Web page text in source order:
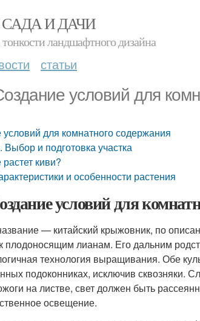
И ДАЧИ
ландшафтного дизайна
статьи
условий для
для комнатного содержания
Выбор и подготовка участка
киви?
и особенности растения
условий для
— китайский крыжовник, по
плодоносящим лианам. Его дальним
технология выращивания. Обе
подоконниках, исключив сквозняки.
на листве, свет должен быть
освещение.